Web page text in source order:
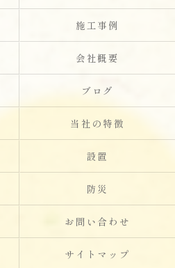
施工事例
会社概要
ブログ
当社の特徴
設置
防災
お問い合わせ
サイトマップ